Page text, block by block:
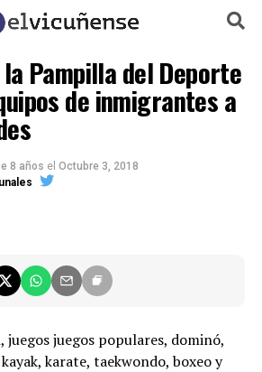
Pampilla del Deporte
de inmigrantes a
8 años el Octubre 3, 2018
juegos populares, dominó,
karate, taekwondo, boxeo y